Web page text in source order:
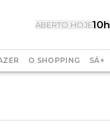
ABERTO HOJE10h
O SHOPPING SÁ+